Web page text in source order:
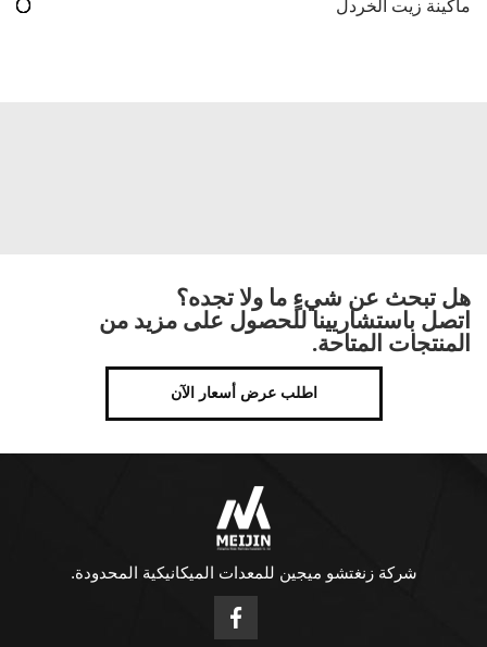
ماكينة زيت الخردل
هل تبحث عن شيءٍ ما ولا تجده؟
اتصل باستشاريينا للحصول على مزيد من
المنتجات المتاحة.
اطلب عرض أسعار الآن
شركة زنغتشو ميجين للمعدات الميكانيكية المحدودة.